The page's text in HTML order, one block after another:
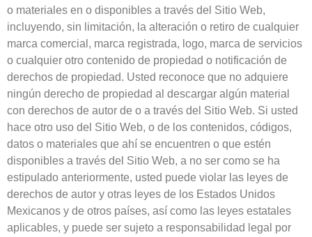
o materiales en o disponibles a través del Sitio Web,
incluyendo, sin limitación, la alteración o retiro de cualquier
marca comercial, marca registrada, logo, marca de servicios
o cualquier otro contenido de propiedad o notificación de
derechos de propiedad. Usted reconoce que no adquiere
ningún derecho de propiedad al descargar algún material
con derechos de autor de o a través del Sitio Web. Si usted
hace otro uso del Sitio Web, o de los contenidos, códigos,
datos o materiales que ahí se encuentren o que estén
disponibles a través del Sitio Web, a no ser como se ha
estipulado anteriormente, usted puede violar las leyes de
derechos de autor y otras leyes de los Estados Unidos
Mexicanos y de otros países, así como las leyes estatales
aplicables, y puede ser sujeto a responsabilidad legal por